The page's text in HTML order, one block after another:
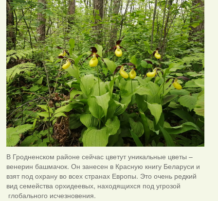
В Гродненском районе сейчас цветут уникальные цветы –
венерин башмачок. Он занесен в Красную книгу Беларуси и
взят под охрану во всех странах Европы. Это очень редкий
вид семейства орхидеевых, находящихся под угрозой
глобального исчезновения.